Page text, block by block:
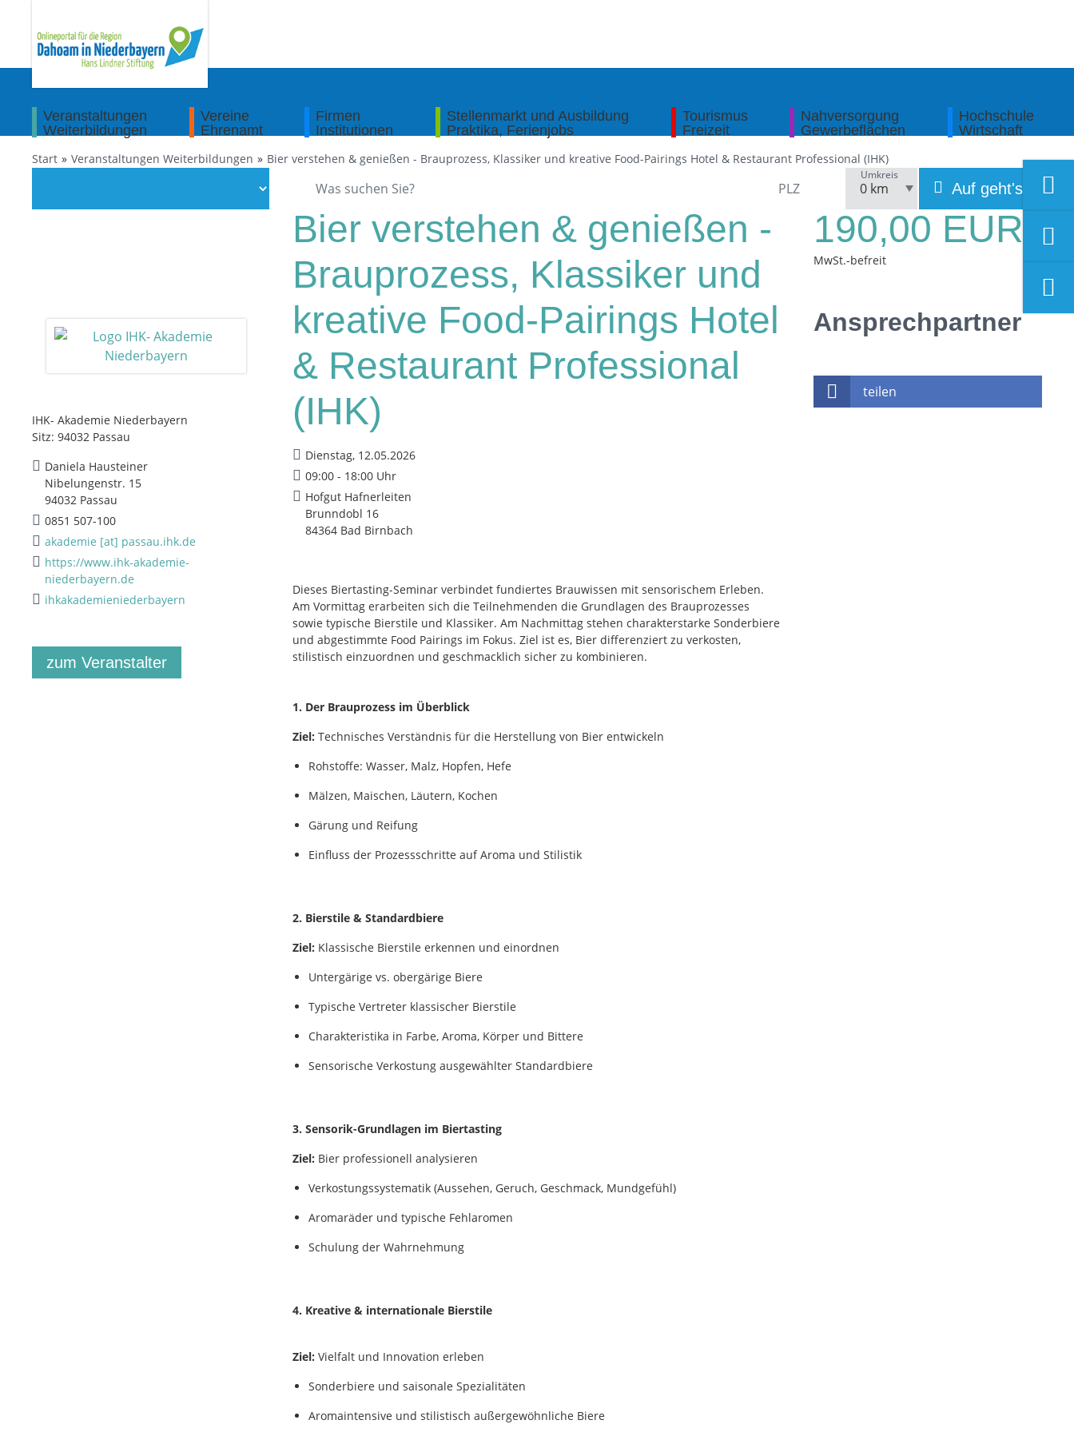
Veranstaltungen
Weiterbildungen
Vereine
Ehrenamt
Firmen
Institutionen
Stellenmarkt und Ausbildung
Praktika, Ferienjobs
Tourismus
Freizeit
Nahversorgung
Gewerbeflächen
Hochschule
Wirtschaft
Umkreis
Auf geht's!
Start Veranstaltungen Weiterbildungen Bier verstehen & genießen - Brauprozess, Klassiker und kreative Food-Pairings Hotel & Restaurant Professional (IHK)
IHK- Akademie Niederbayern
Sitz: 94032 Passau
Daniela Hausteiner
Nibelungenstr. 15
94032 Passau
0851 507-100
akademie [at] passau.ihk.de
https://www.ihk-akademie-
niederbayern.de
ihkakademieniederbayern
zum Veranstalter
Bier verstehen & genießen -
Brauprozess, Klassiker und
kreative Food-Pairings Hotel
& Restaurant Professional
(IHK)
Dienstag, 12.05.2026
09:00 - 18:00 Uhr
Hofgut Hafnerleiten
Brunndobl 16
84364 Bad Birnbach
Dieses Biertasting-Seminar verbindet fundiertes Brauwissen mit sensorischem Erleben.
Am Vormittag erarbeiten sich die Teilnehmenden die Grundlagen des Brauprozesses
sowie typische Bierstile und Klassiker. Am Nachmittag stehen charakterstarke Sonderbiere
und abgestimmte Food Pairings im Fokus. Ziel ist es, Bier differenziert zu verkosten,
stilistisch einzuordnen und geschmacklich sicher zu kombinieren.
1. Der Brauprozess im Überblick
Ziel: Technisches Verständnis für die Herstellung von Bier entwickeln
Rohstoffe: Wasser, Malz, Hopfen, Hefe
Mälzen, Maischen, Läutern, Kochen
Gärung und Reifung
Einfluss der Prozessschritte auf Aroma und Stilistik
2. Bierstile & Standardbiere
Ziel: Klassische Bierstile erkennen und einordnen
Untergärige vs. obergärige Biere
Typische Vertreter klassischer Bierstile
Charakteristika in Farbe, Aroma, Körper und Bittere
Sensorische Verkostung ausgewählter Standardbiere
3. Sensorik-Grundlagen im Biertasting
Ziel: Bier professionell analysieren
Verkostungssystematik (Aussehen, Geruch, Geschmack, Mundgefühl)
Aromaräder und typische Fehlaromen
Schulung der Wahrnehmung
4. Kreative & internationale Bierstile
Ziel: Vielfalt und Innovation erleben
Sonderbiere und saisonale Spezialitäten
Aromaintensive und stilistisch außergewöhnliche Biere
190,00 EUR
MwSt.-befreit
Ansprechpartner
teilen